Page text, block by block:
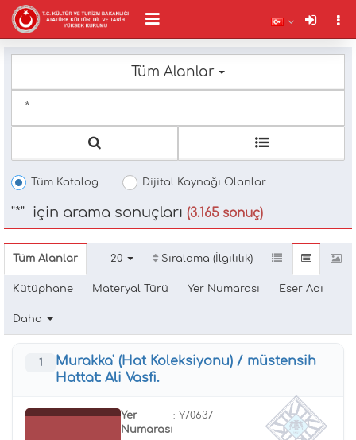
Tüm Alanlar
Tüm Katalog Dijital Kaynağı Olanlar
"*" için arama sonuçları (3.165 sonuç)
Sıralama (İlgililik)
20
Tüm Alanlar
Kütüphane Materyal Türü Yer Numarası Eser Adı
Daha
1
Murakka' (Hat Koleksiyonu) / müstensih
Hattat: Ali Vasfi.
Yer
Numarası
: Y/0637